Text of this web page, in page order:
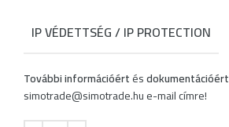
IP VÉDETTSÉG / IP PROTECTION
További információértésdokumentációért
simotrade@simotrade.hue-mail címre!